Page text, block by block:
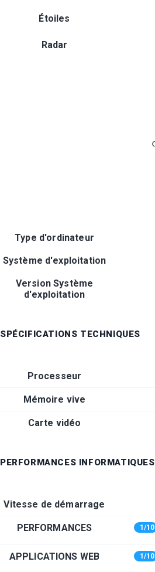
Étoiles
Radar
Type d'ordinateur
Système d'exploitation
Version Système
d'exploitation
SPÉCIFICATIONS TECHNIQUES
Processeur
Mémoire vive
Carte vidéo
PERFORMANCES INFORMATIQUES
Vitesse de démarrage
PERFORMANCES 1/10
APPLICATIONS WEB 1/10